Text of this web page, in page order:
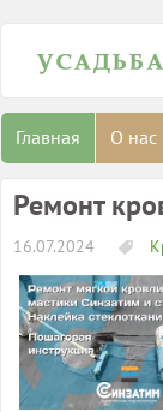
Главная О нас
Ремонт
16.07.2024